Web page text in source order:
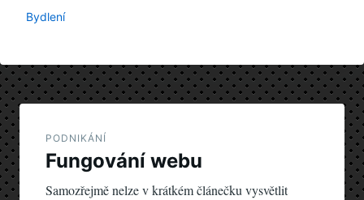
Bydlení
Navigace
pro
příspěvek
PODNIKÁNÍ
Fungování webu
Samozřejmě nelze v krátkém článečku vysvětlit